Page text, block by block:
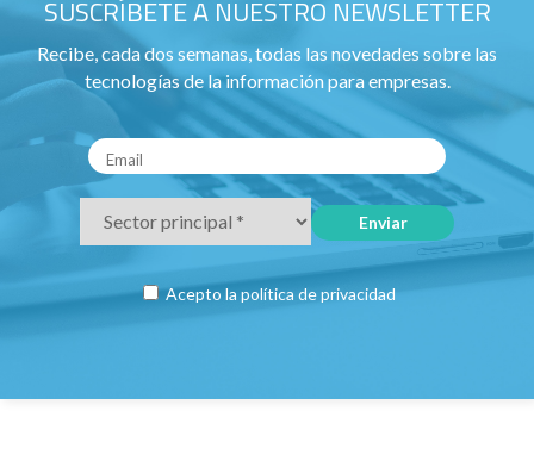
SUSCRÍBETE A NUESTRO NEWSLETTER
Recibe, cada dos semanas, todas las novedades sobre las
tecnologías de la información para empresas.
Acepto la política de privacidad